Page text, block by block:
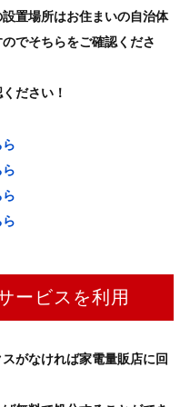
置場所はお住まいの自治体
でそちらをご確認くださ
ださい！
ービスを利用
がなければ家電量販店に回